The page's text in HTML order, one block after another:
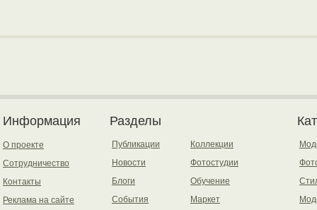
Информация
О проекте
Сотрудничество
Контакты
Реклама на сайте
Разделы
Публикации
Новости
Блоги
События
Коллекции
Фотостудии
Обучение
Маркет